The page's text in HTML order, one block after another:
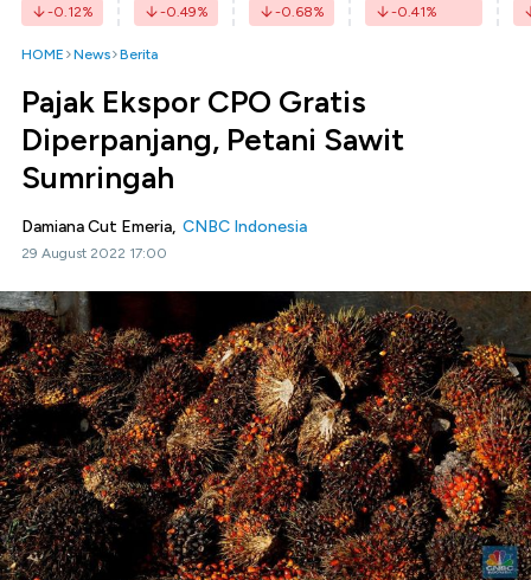
-0.12% -0.49% -0.68% -0.41%
HOME News Berita
Pajak Ekspor CPO Gratis
Diperpanjang, Petani Sawit
Sumringah
Damiana Cut Emeria, CNBC Indonesia
29 August 2022 17:00